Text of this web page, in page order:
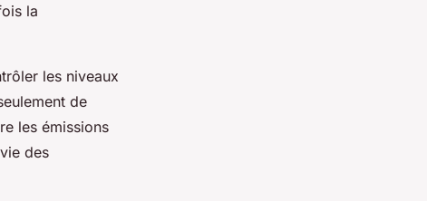
la
les niveaux
de
les émissions
des